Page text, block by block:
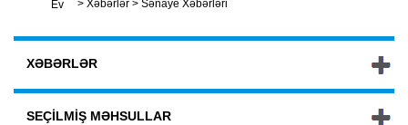
Ev > Xəbərlər > Sənaye Xəbərləri
XƏBƏRLƏR
SEÇILMIŞ MƏHSULLAR